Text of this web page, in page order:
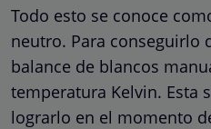
Todo esto se conoce
neutro. Para conseguirlo
balance de blancos
temperatura Kelvin. Esta
lograrlo en el momento